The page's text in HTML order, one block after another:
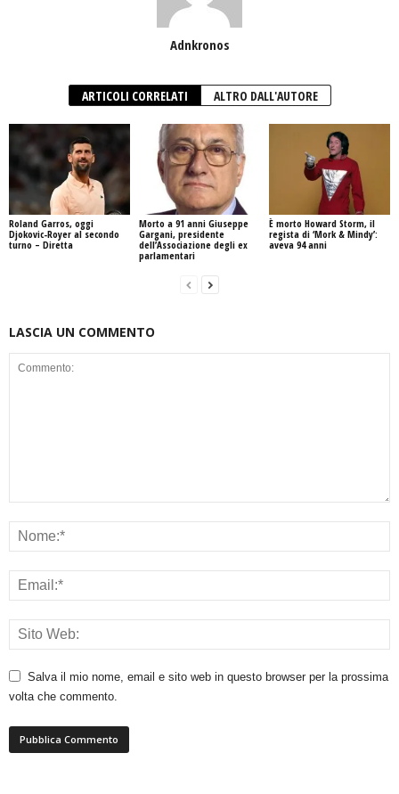
Adnkronos
ARTICOLI CORRELATI ALTRO DALL'AUTORE
Roland Garros, oggi
Djokovic-Royer al secondo
turno – Diretta
Morto a 91 anni Giuseppe
Gargani, presidente
dell’Associazione degli ex
parlamentari
È morto Howard Storm, il
regista di ‘Mork & Mindy’:
aveva 94 anni
LASCIA UN COMMENTO
Salva il mio nome, email e sito web in questo browser per la prossima
volta che commento.